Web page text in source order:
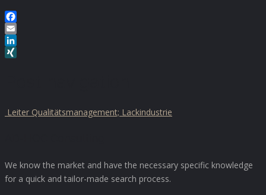
Facebook
Email
LinkedIn
Leiter Qualitätsmanagement; Lackindustrie
We know the market and have the necessary specific knowledge
for a quick and tailor-made search process.